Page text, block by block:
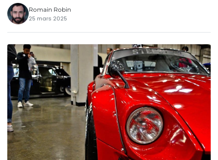
Romain Robin
25 mars 2025